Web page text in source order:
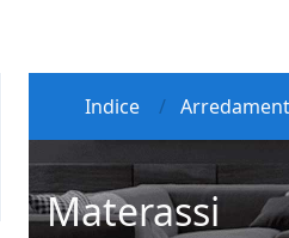
Indice
Materassi